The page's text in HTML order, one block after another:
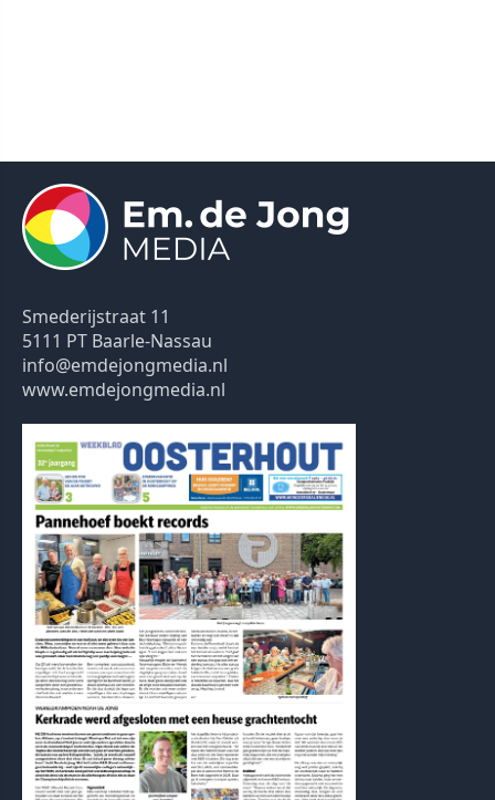
Smederijstraat 11
5111 PT Baarle-Nassau
info@emdejongmedia.nl
www.emdejongmedia.nl